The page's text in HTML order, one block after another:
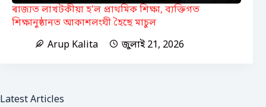
ৰাজ্যত লাখটকীয়া হ’ল প্ৰাথমিক শিক্ষা, ব্যক্তিগত
শিক্ষানুষ্ঠানত আকাশলংঘী হৈছে মাচুল
Arup Kalita
জুলাই 21, 2026
Latest Articles